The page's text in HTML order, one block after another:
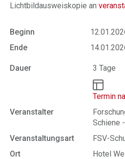
Lichtbildausweiskopie an
Beginn
Ende
Dauer 3 Tage
Termin
Veranstalter
Schiene
Veranstaltungsart
FSV-
Ort
Hotel